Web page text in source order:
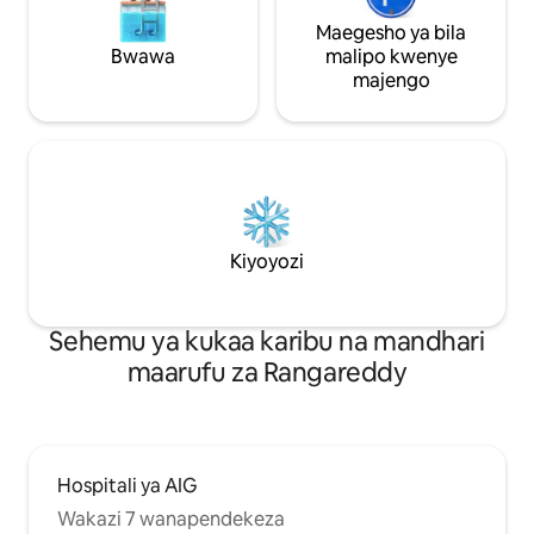
Bwawa
Maegesho ya bila
malipo kwenye
majengo
Kiyoyozi
Sehemu ya kukaa karibu na mandhari
maarufu za Rangareddy
Hospitali ya AIG
Wakazi 7 wanapendekeza